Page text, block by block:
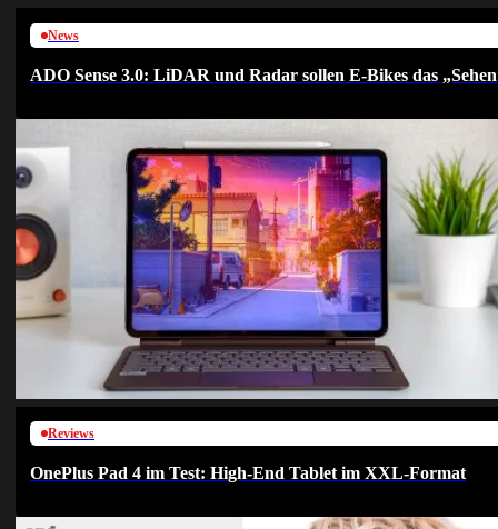
News
ADO Sense 3.0: LiDAR und Radar sollen E-Bikes das
Reviews
OnePlus Pad 4 im Test: High-End Tablet im XXL-Format